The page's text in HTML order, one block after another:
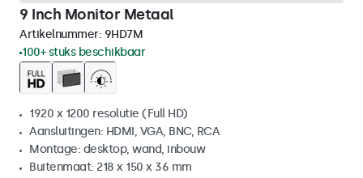
9 Inch Monitor Metaal
Artikelnummer: 9HD7M
100+ stuks beschikbaar
1920 x 1200 resolutie (Full HD)
Aansluitingen: HDMI, VGA, BNC, RCA
Montage: desktop, wand, inbouw
Buitenmaat: 218 x 150 x 36 mm